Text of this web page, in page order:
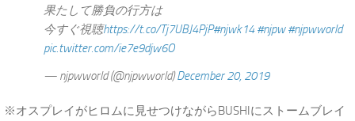
果たして勝負の行方は
今すぐ視聴https://t.co/Tj7UBJ4PjP#njwk14 #njpw #njpwworld
pic.twitter.com/ie7e9djw6O
— njpwworld (@njpwworld)December 20, 2019
※オスプレイがヒロムに見せつけながらBUSHIにストームブレイ